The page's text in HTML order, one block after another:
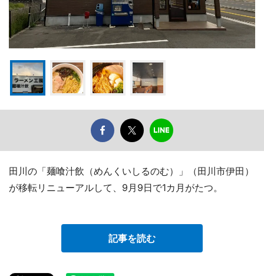
田川の「麺喰汁飲（めんくいしるのむ）」（田川市伊田）
が移転リニューアルして、9月9日で1カ月がたつ。
記事を読む